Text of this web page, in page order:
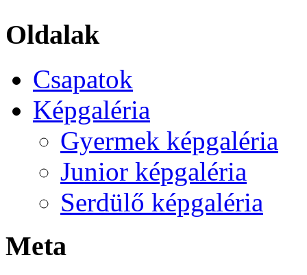
Oldalak
Csapatok
Képgaléria
Gyermek képgaléria
Junior képgaléria
Serdülő képgaléria
Meta